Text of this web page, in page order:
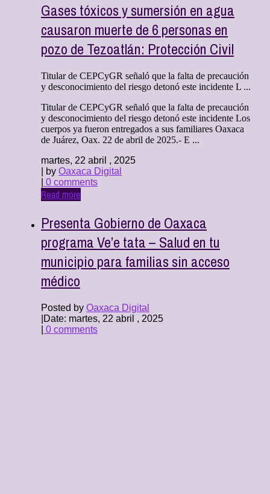
Gases tóxicos y sumersión en agua
causaron muerte de 6 personas en
pozo de Tezoatlán: Protección Civil
Titular de CEPCyGR señaló que la falta de precaución
y desconocimiento del riesgo detonó este incidente L ...
Titular de CEPCyGR señaló que la falta de precaución
y desconocimiento del riesgo detonó este incidente Los
cuerpos ya fueron entregados a sus familiares Oaxaca
de Juárez, Oax. 22 de abril de 2025.- E ...
martes, 22 abril , 2025
| by Oaxaca Digital
0 comments
Read more
Presenta Gobierno de Oaxaca
programa Ve’e tata – Salud en tu
municipio para familias sin acceso
médico
Posted by Oaxaca Digital
Date: martes, 22 abril , 2025
0 comments